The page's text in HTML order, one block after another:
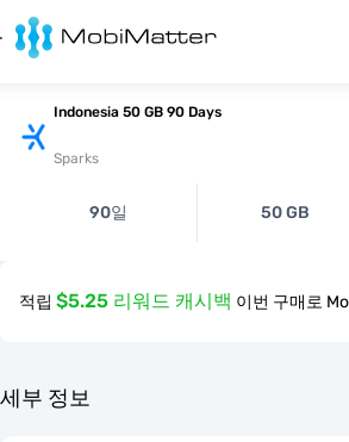
Indonesia 50 GB 90 Days
Sparks
90일 50 GB
적립 $5.25 리워드 캐시백 이번 구매로
세부 정보